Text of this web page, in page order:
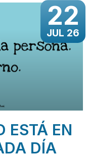
22
JUL 26
ESTÁ EN
DÍA